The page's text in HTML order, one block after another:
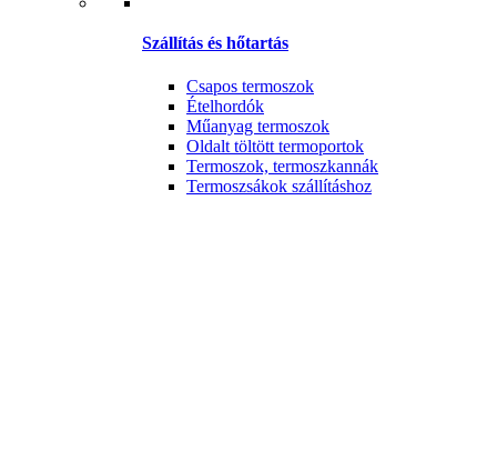
Szállítás és hőtartás
Csapos termoszok
Ételhordók
Műanyag termoszok
Oldalt töltött termoportok
Termoszok, termoszkannák
Termoszsákok szállításhoz